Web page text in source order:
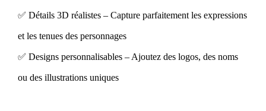
✅ Détails 3D réalistes – Capture parfaitement les expressions
et les tenues des personnages
✅ Designs personnalisables – Ajoutez des logos, des noms
ou des illustrations uniques